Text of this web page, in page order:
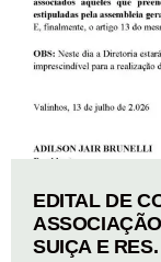
EDITAL DE
SUIÇA E